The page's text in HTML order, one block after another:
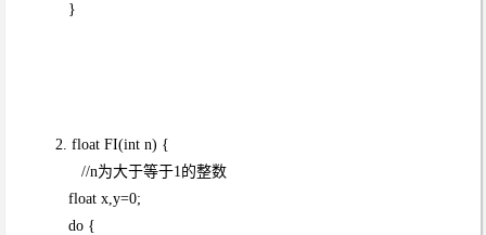
}
2. float FI(int n) {
//n为大于等于1的整数
float x,y=0;
do {